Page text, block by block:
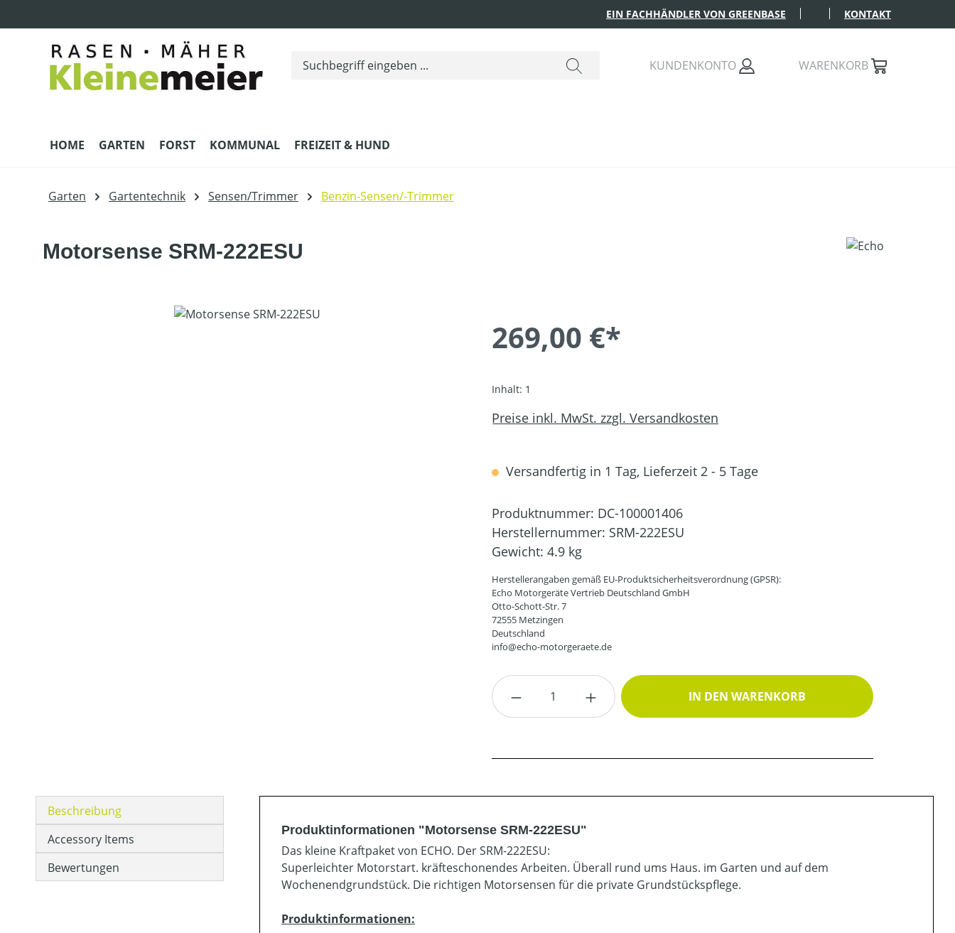
EIN FACHHÄNDLER VON GREENBASE KONTAKT
KUNDENKONTO WARENKORB
HOME GARTEN FORST KOMMUNAL FREIZEIT & HUND
Garten Gartentechnik Sensen/Trimmer Benzin-Sensen/-Trimmer
Motorsense SRM-222ESU
Bildergalerie überspringen
269,00 €*
Inhalt: 1
Preise inkl. MwSt. zzgl. Versandkosten
Versandfertig in 1 Tag, Lieferzeit 2 - 5 Tage
Produktnummer: DC-100001406
Herstellernummer: SRM-222ESU
Gewicht: 4.9 kg
Herstellerangaben gemäß EU-Produktsicherheitsverordnung (GPSR):
Echo Motorgeräte Vertrieb Deutschland GmbH
Otto-Schott-Str. 7
72555 Metzingen
Deutschland
info@echo-motorgeraete.de
Produkt Anzahl: Gib den gewünschten Wert ein oder
IN DEN WARENKORB
Beschreibung
Accessory Items
Bewertungen
Produktinformationen "Motorsense SRM-222ESU"
Das kleine Kraftpaket von ECHO. Der SRM-222ESU:
Superleichter Motorstart. kräfteschonendes Arbeiten. Überall rund ums Haus. im Garten und auf dem
Wochenendgrundstück. Die richtigen Motorsensen für die private Grundstückspflege.
Produktinformationen: